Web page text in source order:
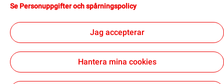
General Terms and Conditions of Use
Personuppgifts- och cookiepolicyFörsäljningsvillkor
du ditt medgivande till att vi lagrar alla cookies på din
cookies som krävs för att webbplatsen ska fungera på rätt
sätt. Mer information hittar du på sidan Personuppgifter
och spårningspolicy.
Se Personuppgifter och spårningspolicy
Jag accepterar
Hantera mina cookies